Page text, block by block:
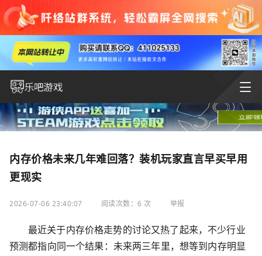
内存价格未来几年难回落？装机玩家直言早买早用
更现实
2026-07-06 23:40:07 阅读次数：6 次 举报
最近关于内存价格走势的讨论又热了起来，不少行业
预测都指向同一个结果：未来两三年里，想等到内存明显